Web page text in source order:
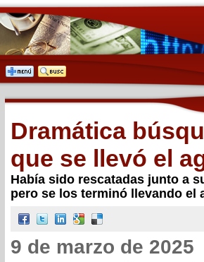
Dramática
que se llevó el
Había sido rescatadas junto a
pero se los terminó llevando el
9 de marzo de 2025